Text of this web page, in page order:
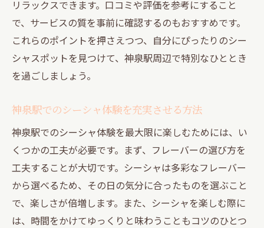
神泉駅を拠点にしたシーシャの旅
心を解き放つためのシーシャのすすめ
リラックスできます。口コミや評価を参考にすること
で、サービスの質を事前に確認するのもおすすめです。
これらのポイントを押さえつつ、自分にぴったりのシー
シャスポットを見つけて、神泉駅周辺で特別なひととき
を過ごしましょう。
神泉駅でのシーシャ体験を充実させる方法
神泉駅でのシーシャ体験を最大限に楽しむためには、い
くつかの工夫が必要です。まず、フレーバーの選び方を
工夫することが大切です。シーシャは多彩なフレーバー
から選べるため、その日の気分に合ったものを選ぶこと
で、楽しさが倍増します。また、シーシャを楽しむ際に
は、時間をかけてゆっくりと味わうこともコツのひとつ